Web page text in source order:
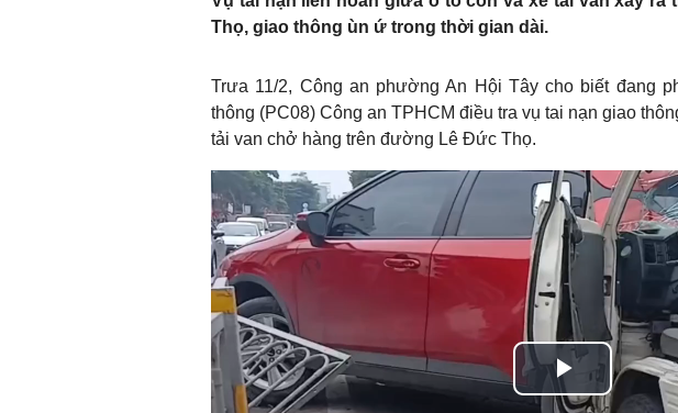
Thọ, giao thông ùn ứ trong thời gian dài.
Trưa 11/2, Công an phường An Hội Tây cho biết đang
thông (PC08) Công an TPHCM điều tra vụ tai nạn giao
tải van chở hàng trên đường Lê Đức Thọ.
Play